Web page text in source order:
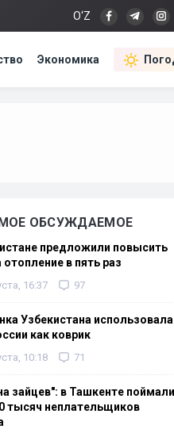
O‘Z
Экономика
ОБСУЖДАЕМОЕ
предложили повысить
в пять раз
16:37 97
Узбекистана использовала
как коврик
10:18 71
зайцев": в Ташкенте поймали
тысяч неплательщиков